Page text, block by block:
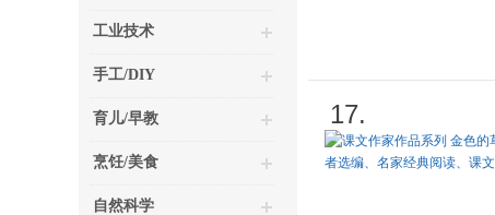
工业技术
手工/DIY
育儿/早教
烹饪/美食
自然科学
17.